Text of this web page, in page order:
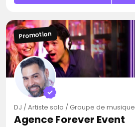
Promotion
DJ / Artiste solo / Groupe de musique
Agence Forever Event